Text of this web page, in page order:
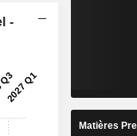
-
Matières